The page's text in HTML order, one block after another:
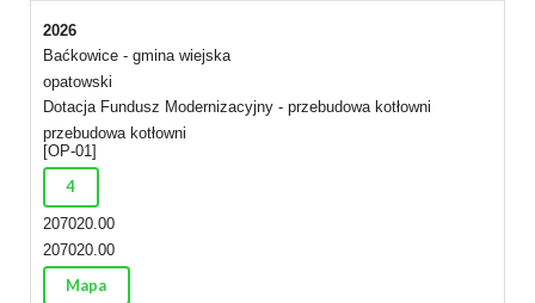
2026
Baćkowice - gmina wiejska
opatowski
Dotacja Fundusz Modernizacyjny - przebudowa kotłowni
przebudowa kotłowni
[OP-01]
4
207020.00
207020.00
Mapa